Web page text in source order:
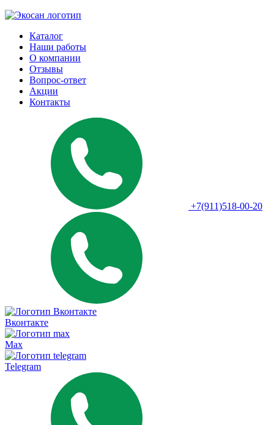
Каталог
Наши работы
О компании
Отзывы
Вопрос-ответ
Акции
Контакты
+7(911)518-00-20
Вконтакте
Max
Telegram